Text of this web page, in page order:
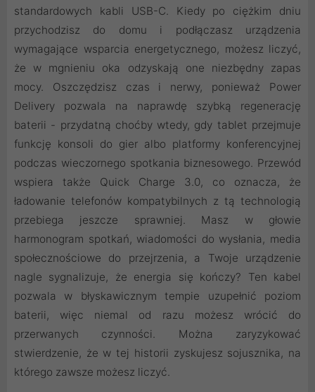
standardowych kabli USB-C. Kiedy po ciężkim dniu
przychodzisz do domu i podłączasz urządzenia
wymagające wsparcia energetycznego, możesz liczyć,
że w mgnieniu oka odzyskają one niezbędny zapas
mocy. Oszczędzisz czas i nerwy, ponieważ Power
Delivery pozwala na naprawdę szybką regenerację
baterii - przydatną choćby wtedy, gdy tablet przejmuje
funkcję konsoli do gier albo platformy konferencyjnej
podczas wieczornego spotkania biznesowego. Przewód
wspiera także Quick Charge 3.0, co oznacza, że
ładowanie telefonów kompatybilnych z tą technologią
przebiega jeszcze sprawniej. Masz w głowie
harmonogram spotkań, wiadomości do wysłania, media
społecznościowe do przejrzenia, a Twoje urządzenie
nagle sygnalizuje, że energia się kończy? Ten kabel
pozwala w błyskawicznym tempie uzupełnić poziom
baterii, więc niemal od razu możesz wrócić do
przerwanych czynności. Można zaryzykować
stwierdzenie, że w tej historii zyskujesz sojusznika, na
którego zawsze możesz liczyć.